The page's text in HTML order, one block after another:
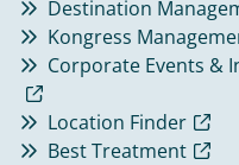
Destination
Kongress
Corporate Events &
Location Finder
Best Treatment